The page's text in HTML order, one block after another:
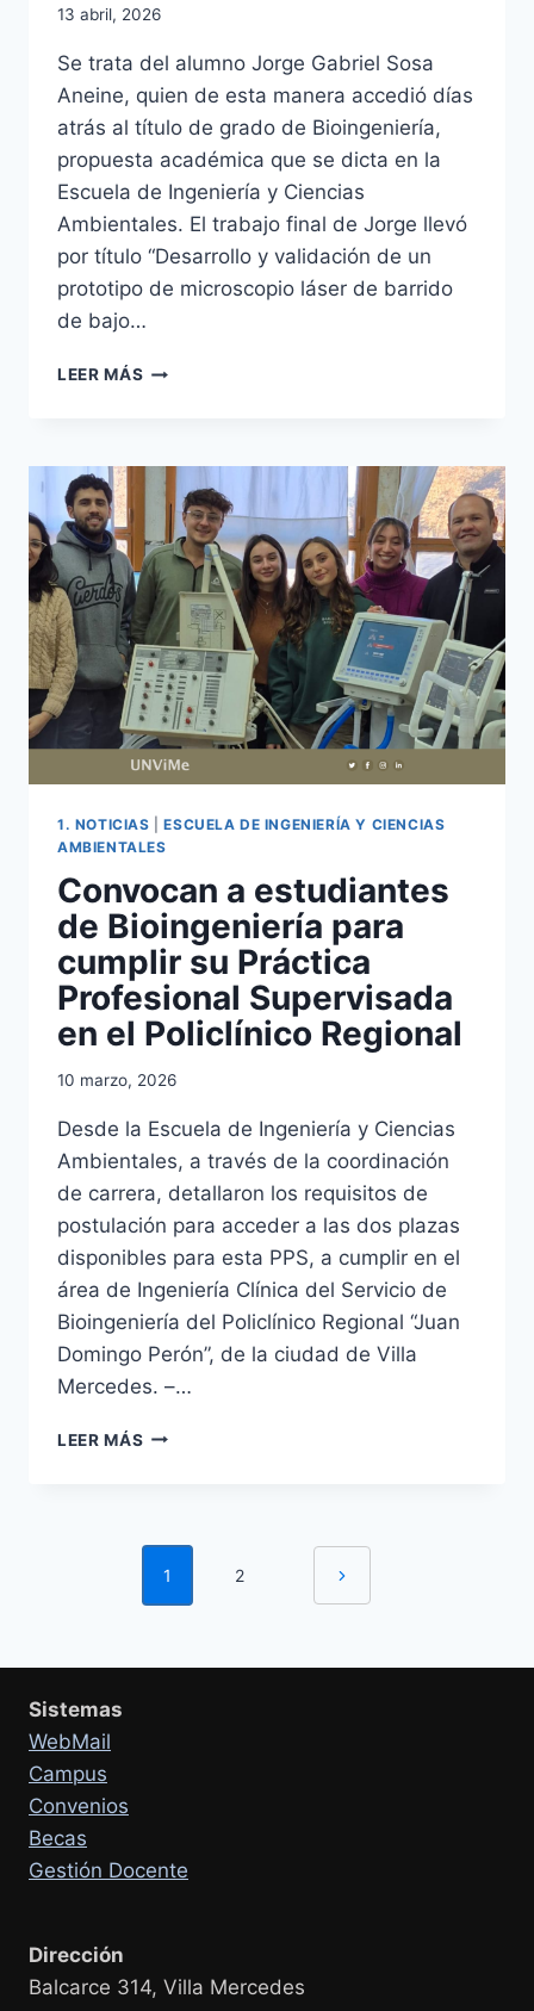
13 abril, 2026
Se trata del alumno Jorge Gabriel Sosa
Aneine, quien de esta manera accedió días
atrás al título de grado de Bioingeniería,
propuesta académica que se dicta en la
Escuela de Ingeniería y Ciencias
Ambientales. El trabajo final de Jorge llevó
por título “Desarrollo y validación de un
prototipo de microscopio láser de barrido
de bajo…
LEER MÁS DEFENSA
DE
BIOINGENIERÍA
1. NOTICIAS |ESCUELA DE INGENIERÍA Y CIENCIAS
AMBIENTALES
Convocan a estudiantes
de Bioingeniería para
cumplir su Práctica
Profesional Supervisada
en el Policlínico Regional
10 marzo, 2026
Desde la Escuela de Ingeniería y Ciencias
Ambientales, a través de la coordinación
de carrera, detallaron los requisitos de
postulación para acceder a las dos plazas
disponibles para esta PPS, a cumplir en el
área de Ingeniería Clínica del Servicio de
Bioingeniería del Policlínico Regional “Juan
Domingo Perón”, de la ciudad de Villa
Mercedes. –…
LEER MÁS CONVOCAN
CUMPLIR
SU
Navegación
página
1 2
Siguiente
Sistemas
WebMail
Campus
Convenios
Becas
Gestión Docente
Dirección
Balcarce 314, Villa Mercedes